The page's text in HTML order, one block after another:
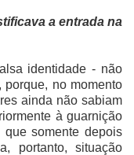
a entrada na
identidade - não
no momento
ainda não sabiam
à guarnição
somente depois
portanto, situação